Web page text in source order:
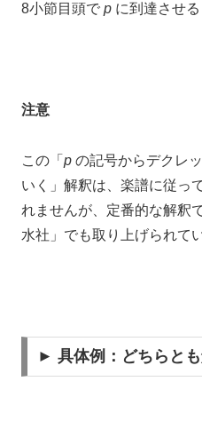
8小節目頭で p に到達させる
注意
この「 p の記号からデクレ
いく」解釈は、楽譜に従っ
れませんが、定番的な解釈
水社」でも取り上げられて
► 具体例：どちらと